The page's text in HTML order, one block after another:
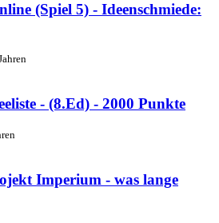
(Spiel 5) - Ideenschmiede:
- (8.Ed) - 2000 Punkte
Imperium - was lange